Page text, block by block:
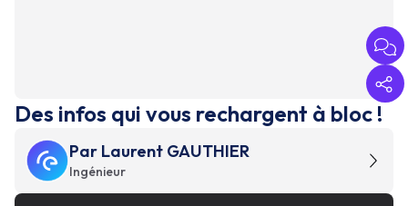
Des infos qui vous rechargent à bloc !
Par Laurent GAUTHIER
Ingénieur